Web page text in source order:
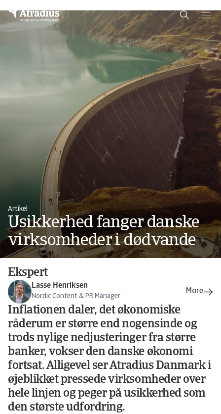
Artikel
Usikkerhed fanger danske
virksomheder i dødvande
Ekspert
Lasse Henriksen
Nordic Content & PR Manager
Inflationen daler, det økonomiske
råderum er større end nogensinde og
trods nylige nedjusteringer fra større
banker, vokser den danske økonomi
fortsat. Alligevel ser Atradius Danmark i
øjeblikket pressede virksomheder over
hele linjen og peger på usikkerhed som
den største udfordring.